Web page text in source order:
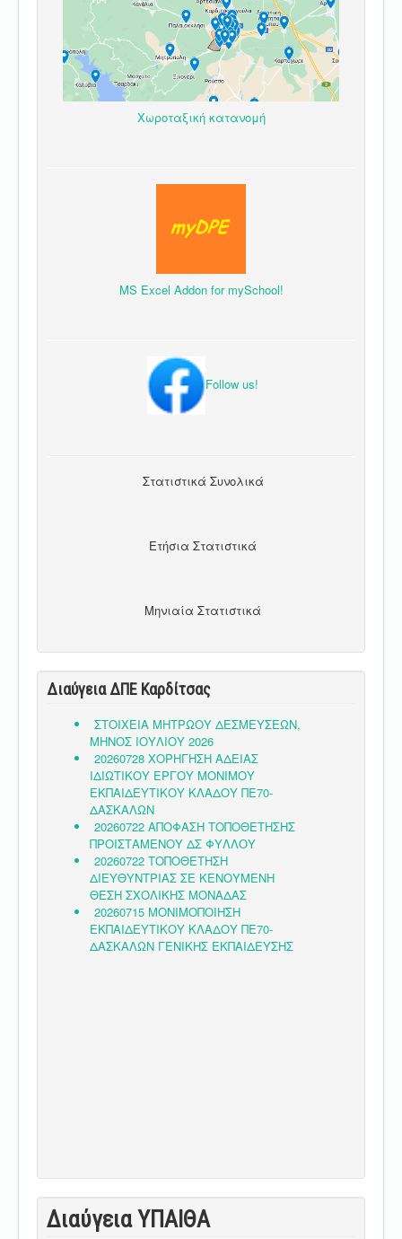
Χωροταξική κατανομή
MS Excel Addon for mySchool!
Follow us!
Στατιστικά Συνολικά
Ετήσια Στατιστικά
Μηνιαία Στατιστικά
Διαύγεια ΔΠΕ Καρδίτσας
Διαύγεια ΥΠΑΙΘA